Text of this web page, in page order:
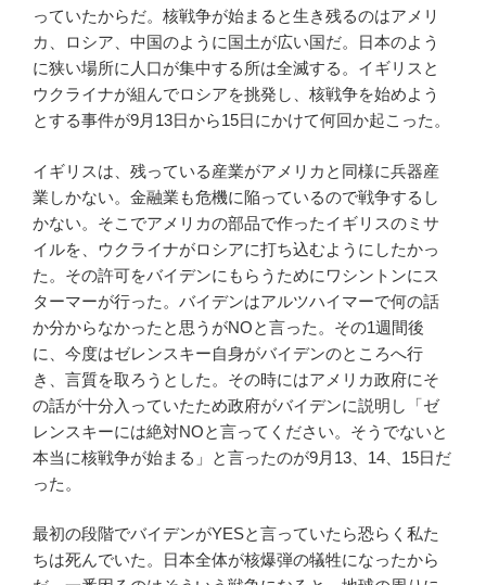
っていたからだ。核戦争が始まると生き残るのはアメリ
カ、ロシア、中国のように国土が広い国だ。日本のよう
に狭い場所に人口が集中する所は全滅する。イギリスと
ウクライナが組んでロシアを挑発し、核戦争を始めよう
とする事件が9月13日から15日にかけて何回か起こった。
イギリスは、残っている産業がアメリカと同様に兵器産
業しかない。金融業も危機に陥っているので戦争するし
かない。そこでアメリカの部品で作ったイギリスのミサ
イルを、ウクライナがロシアに打ち込むようにしたかっ
た。その許可をバイデンにもらうためにワシントンにス
ターマーが行った。バイデンはアルツハイマーで何の話
か分からなかったと思うがNOと言った。その1週間後
に、今度はゼレンスキー自身がバイデンのところへ行
き、言質を取ろうとした。その時にはアメリカ政府にそ
の話が十分入っていたため政府がバイデンに説明し「ゼ
レンスキーには絶対NOと言ってください。そうでないと
本当に核戦争が始まる」と言ったのが9月13、14、15日だ
った。
最初の段階でバイデンがYESと言っていたら恐らく私た
ちは死んでいた。日本全体が核爆弾の犠牲になったから